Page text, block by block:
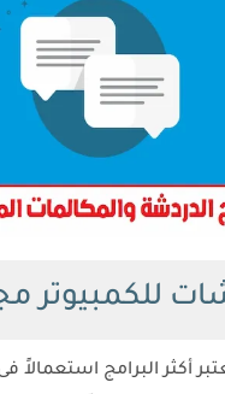
للكمبيوتر
أكثر البرامج استعمالاً